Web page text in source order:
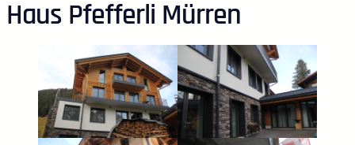
Haus Pfefferli Mürren